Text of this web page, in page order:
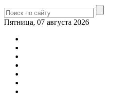
Пятница, 07 августа 2026